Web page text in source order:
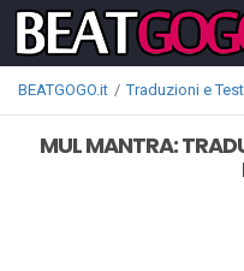
BEATGOGO.it Traduzioni e
MUL MANTRA: